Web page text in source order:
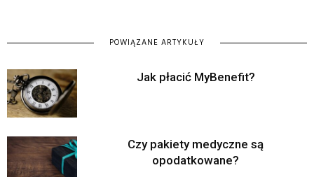
POWIĄZANE ARTYKUŁY
Jak płacić MyBenefit?
Czy pakiety medyczne są
opodatkowane?